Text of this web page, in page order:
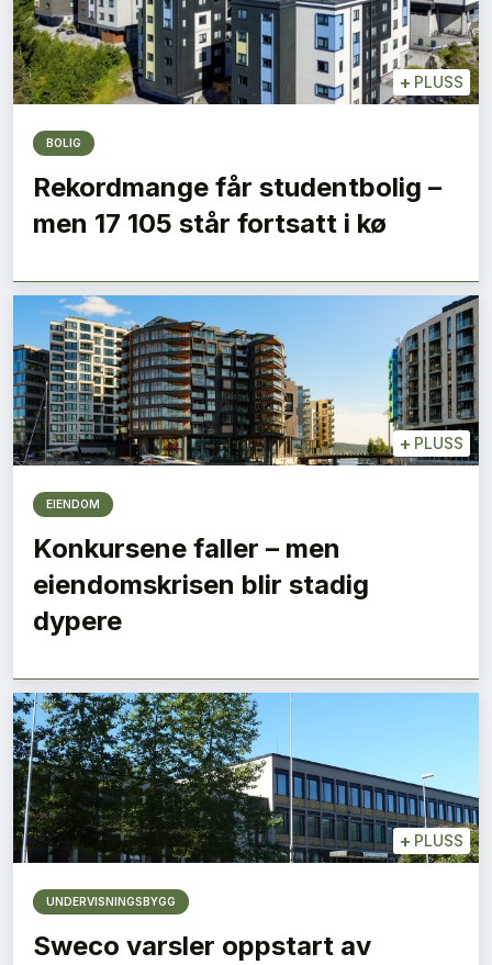
+ PLUSS
BOLIG
Rekordmange får studentbolig –
men 17 105 står fortsatt i kø
+ PLUSS
EIENDOM
Konkursene faller – men
eiendomskrisen blir stadig
dypere
+ PLUSS
UNDERVISNINGSBYGG
Sweco varsler oppstart av